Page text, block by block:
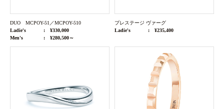
DUO MCPOY-51／MCPOY-510
Ladie's
¥330,000
Men's
¥280,500～
プレステージ ヴァーグ
Ladie's
¥235,400